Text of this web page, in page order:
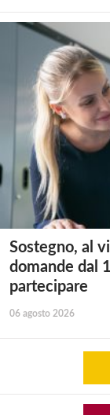
Sostegno, al
domande dal
partecipare
06 agosto 2026